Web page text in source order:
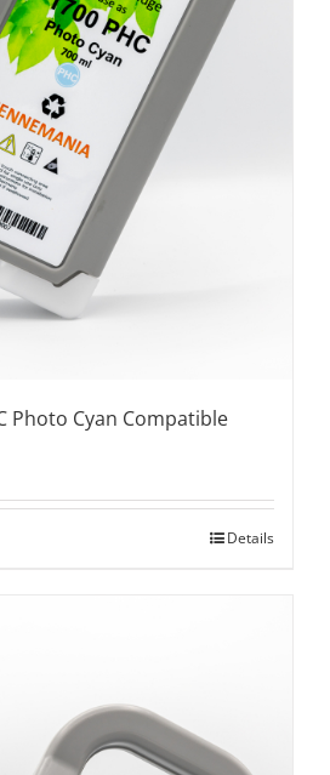
Photo Cyan Compatible
Details